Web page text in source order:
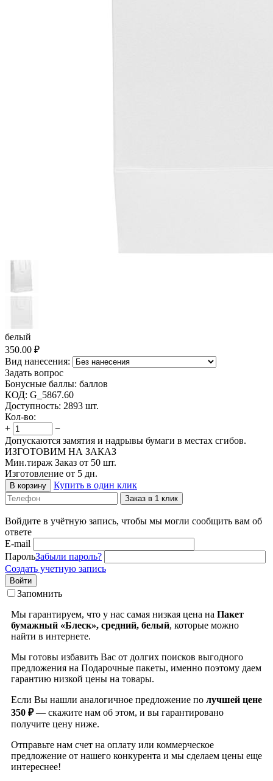
белый
350.00 ₽
Вид нанесения:
Задать вопрос
Бонусные баллы: баллов
КОД: G_5867.60
Доступность: 2893 шт.
Кол-во:
+
−
Допускаются замятия и надрывы бумаги в местах сгибов.
ИЗГОТОВИМ НА ЗАКАЗ
Мин.тираж Заказ от 50 шт.
Изготовление от 5 дн.
В корзину Купить в один клик
Заказ в 1 клик
Войдите в учётную запись, чтобы мы могли сообщить вам об
ответе
E-mail
ПарольЗабыли пароль?
Создать учетную запись
Войти
Запомнить
Мы гарантируем, что у нас самая низкая цена на Пакет
бумажный «Блеск», средний, белый, которые можно
найти в интернете.
Мы готовы избавить Вас от долгих поисков выгодного
предложения на Подарочные пакеты, именно поэтому даем
гарантию низкой цены на товары.
Если Вы нашли аналогичное предложение по лучшей цене
350 ₽— скажите нам об этом, и вы гарантировано
получите цену ниже.
Отправьте нам счет на оплату или коммерческое
предложение от нашего конкурента и мы сделаем цены еще
интереснее!